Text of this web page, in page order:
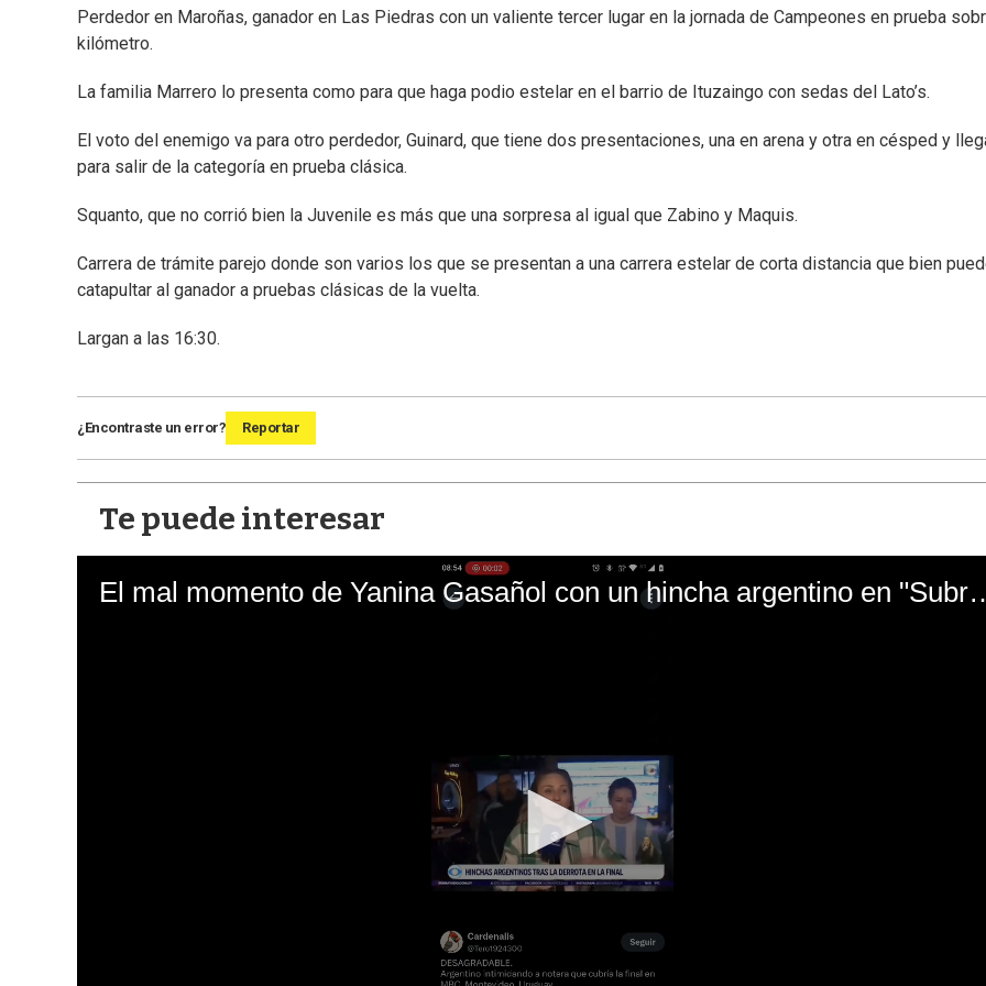
Perdedor en Maroñas, ganador en Las Piedras con un valiente tercer lugar en la jornada de Campeones en prueba
kilómetro.
La familia Marrero lo presenta como para que haga podio estelar en el barrio de Ituzaingo con sedas del Lato’s.
El voto del enemigo va para otro perdedor, Guinard, que tiene dos presentaciones, una en arena y otra en césped y
para salir de la categoría en prueba clásica.
Squanto, que no corrió bien la Juvenile es más que una sorpresa al igual que Zabino y Maquis.
Carrera de trámite parejo donde son varios los que se presentan a una carrera estelar de corta distancia que bien
catapultar al ganador a pruebas clásicas de la vuelta.
Largan a las 16:30.
¿Encontraste un error? Reportar
Te puede interesar
El mal momento de Yanina